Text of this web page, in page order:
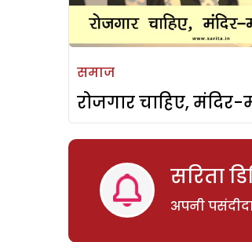
समाज
रोजगार चाहिए,
सरिता
अपनी